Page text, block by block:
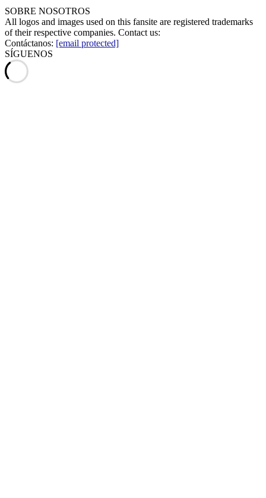
SOBRE NOSOTROS
All logos and images used on this fansite are registered trademarks
of their respective companies. Contact us:
Contáctanos: [email protected]
SÍGUENOS